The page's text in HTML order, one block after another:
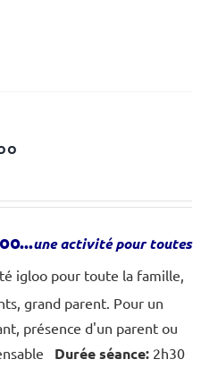
une activité pour toutes
igloo pour toute la famille,
grand parent. Pour un
présence d'un parent ou
Durée séance:2h30